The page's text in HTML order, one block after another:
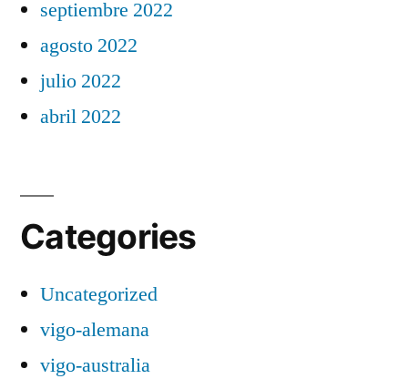
septiembre 2022
agosto 2022
julio 2022
abril 2022
Categories
Uncategorized
vigo-alemana
vigo-australia